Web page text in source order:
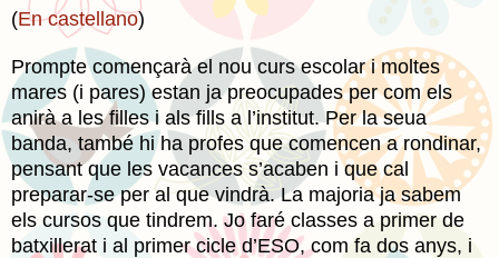
(En castellano)
Prompte començarà el nou curs escolar i moltes
mares (i pares) estan ja preocupades per com els
anirà a les filles i als fills a l’institut. Per la seua
banda, també hi ha profes que comencen a rondinar,
pensant que les vacances s’acaben i que cal
preparar-se per al que vindrà. La majoria ja sabem
els cursos que tindrem. Jo faré classes a primer de
batxillerat i al primer cicle d’ESO, com fa dos anys, i